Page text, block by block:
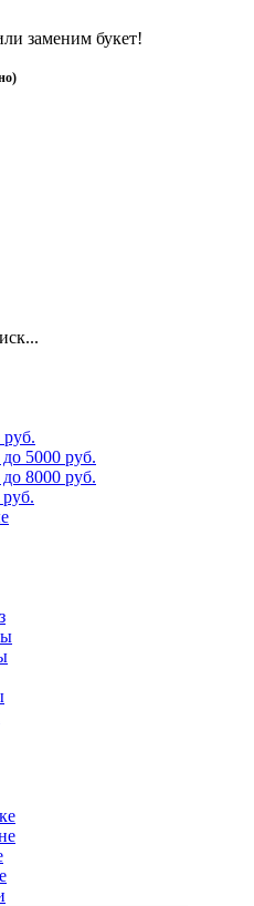
заменим букет!
5000 руб.
8000 руб.